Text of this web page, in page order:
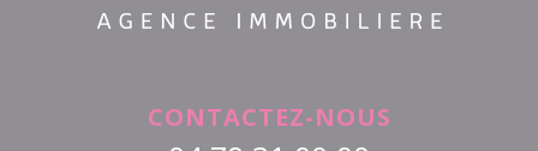
CONTACTEZ-NOUS